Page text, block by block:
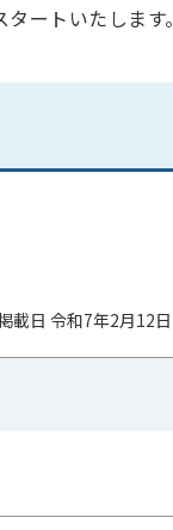
ートいたします。
載日 令和7年2月12日